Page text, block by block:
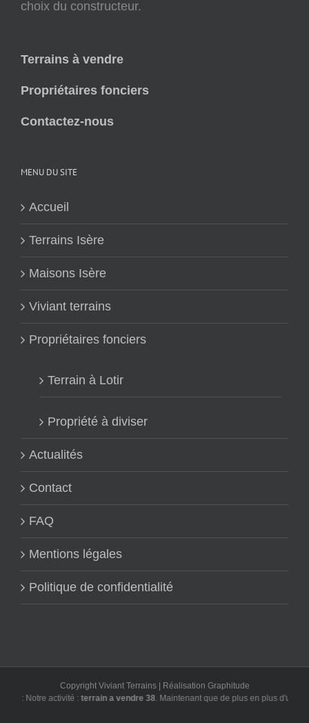
choix du constructeur.
Terrains à vendre
Propriétaires fonciers
Contactez-nous
MENU DU SITE
Accueil
Terrains Isère
Maisons Isère
Viviant terrains
Propriétaires fonciers
Terrain à Lotir
Propriété à diviser
Actualités
Contact
FAQ
Mentions légales
Politique de confidentialité
Copyright Viviant Terrains | Réalisation Graphitude
: Notre activité :terrain a vendre 38. Maintenant que de plus en plus